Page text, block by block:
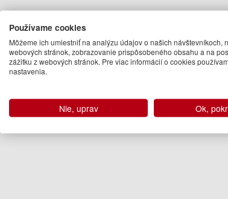
Používame cookies
Môžeme ich umiestniť na analýzu údajov o našich návštevníkoch,
webových stránok, zobrazovanie prispôsobeného obsahu a na
zážitku z webových stránok. Pre viac informácií o cookies
nastavenia.
Nie, uprav Ok,